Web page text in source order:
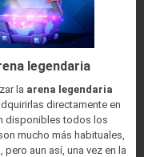
legendaria
la arena legendaria
directamente en
disponibles todos los
mucho más habituales,
aun así, una vez en la